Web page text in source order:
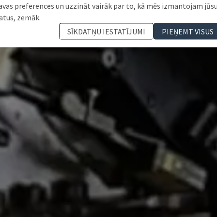
preferences un uzzināt vairāk par to, kā mēs izmantojam
zemāk.
SĪKDATŅU IESTATĪJUMI
PIEŅEMT VISUS